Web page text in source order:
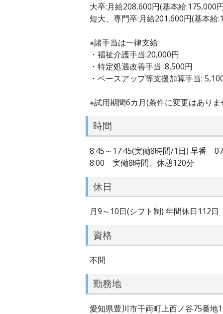
大卒:月給208,600円(基本給:175,000
短大、専門卒:月給201,600円(基本給
※諸手当は一律支給
・福祉介護手当:20,000円
・特定処遇改善手当 :8,500円
・ベースアップ等支援加算手当:
※試用期間6カ月(条件に変更はありま
時間
8:45～17:45(実働8時間/1日) 早番
8:00 実働8時間、休憩120分
休日
月9～10日(シフト制) 年間休日112日
資格
不問
勤務地
愛知県豊川市千両町上西ノ谷75番地1